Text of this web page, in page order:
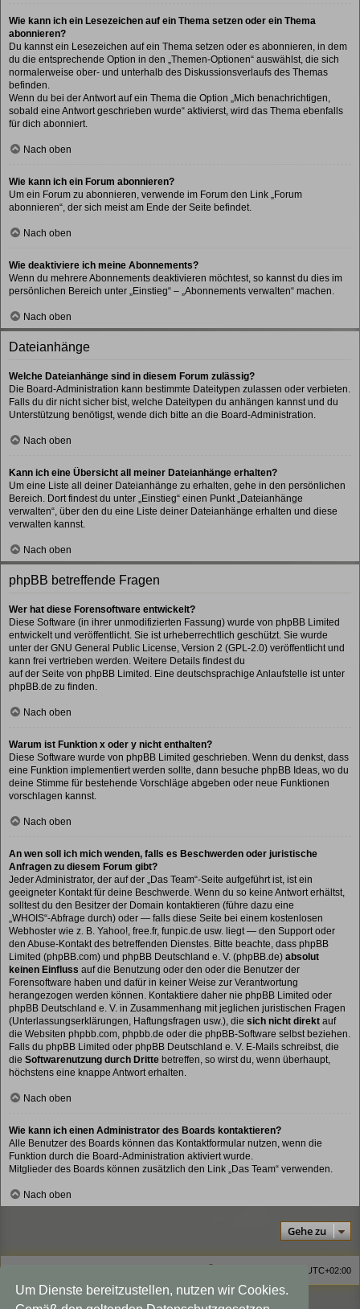
Um Dienste bereitzustellen, nutzen wir Cookies.
Wie kann ich ein Lesezeichen auf ein Thema setzen oder ein Thema
abonnieren?
Du kannst ein Lesezeichen auf ein Thema setzen oder es abonnieren, in dem
du die entsprechende Option in den „Themen-Optionen“ auswählst, die sich
normalerweise ober- und unterhalb des Diskussionsverlaufs des Themas
befinden.
Wenn du bei der Antwort auf ein Thema die Option „Mich benachrichtigen,
sobald eine Antwort geschrieben wurde“ aktivierst, wird das Thema ebenfalls
für dich abonniert.
Nach oben
Wie kann ich ein Forum abonnieren?
Um ein Forum zu abonnieren, verwende im Forum den Link „Forum
abonnieren“, der sich meist am Ende der Seite befindet.
Nach oben
Wie deaktiviere ich meine Abonnements?
Wenn du mehrere Abonnements deaktivieren möchtest, so kannst du dies im
persönlichen Bereich unter „Einstieg“ – „Abonnements verwalten“ machen.
Nach oben
Dateianhänge
Welche Dateianhänge sind in diesem Forum zulässig?
Die Board-Administration kann bestimmte Dateitypen zulassen oder verbieten.
Falls du dir nicht sicher bist, welche Dateitypen du anhängen kannst und du
Unterstützung benötigst, wende dich bitte an die Board-Administration.
Nach oben
Kann ich eine Übersicht all meiner Dateianhänge erhalten?
Um eine Liste all deiner Dateianhänge zu erhalten, gehe in den persönlichen
Bereich. Dort findest du unter „Einstieg“ einen Punkt „Dateianhänge
verwalten“, über den du eine Liste deiner Dateianhänge erhalten und diese
verwalten kannst.
Nach oben
phpBB betreffende Fragen
Wer hat diese Forensoftware entwickelt?
Diese Software (in ihrer unmodifizierten Fassung) wurde von phpBB Limited
entwickelt und veröffentlicht. Sie ist urheberrechtlich geschützt. Sie wurde
unter der GNU General Public License, Version 2 (GPL-2.0) veröffentlicht und
kann frei vertrieben werden. Weitere Details findest du
auf der Seite von phpBB Limited. Eine deutschsprachige Anlaufstelle ist unter
phpBB.de zu finden.
Nach oben
Warum ist Funktion x oder y nicht enthalten?
Diese Software wurde von phpBB Limited geschrieben. Wenn du denkst, dass
eine Funktion implementiert werden sollte, dann besuche phpBB Ideas, wo du
deine Stimme für bestehende Vorschläge abgeben oder neue Funktionen
vorschlagen kannst.
Nach oben
An wen soll ich mich wenden, falls es Beschwerden oder juristische
Anfragen zu diesem Forum gibt?
Jeder Administrator, der auf der „Das Team“-Seite aufgeführt ist, ist ein
geeigneter Kontakt für deine Beschwerde. Wenn du so keine Antwort erhältst,
solltest du den Besitzer der Domain kontaktieren (führe dazu eine
„WHOIS“-Abfrage durch) oder — falls diese Seite bei einem kostenlosen
Webhoster wie z. B. Yahoo!, free.fr, funpic.de usw. liegt — den Support oder
den Abuse-Kontakt des betreffenden Dienstes. Bitte beachte, dass phpBB
Limited (phpBB.com) und phpBB Deutschland e. V. (phpBB.de) absolut
keinen Einfluss auf die Benutzung oder den oder die Benutzer der
Forensoftware haben und dafür in keiner Weise zur Verantwortung
herangezogen werden können. Kontaktiere daher nie phpBB Limited oder
phpBB Deutschland e. V. in Zusammenhang mit jeglichen juristischen Fragen
(Unterlassungserklärungen, Haftungsfragen usw.), die sich nicht direkt auf
die Websiten phpbb.com, phpbb.de oder die phpBB-Software selbst beziehen.
Falls du phpBB Limited oder phpBB Deutschland e. V. E-Mails schreibst, die
die Softwarenutzung durch Dritte betreffen, so wirst du, wenn überhaupt,
höchstens eine knappe Antwort erhalten.
Nach oben
Wie kann ich einen Administrator des Boards kontaktieren?
Alle Benutzer des Boards können das Kontaktformular nutzen, wenn die
Funktion durch die Board-Administration aktiviert wurde.
Mitglieder des Boards können zusätzlich den Link „Das Team“ verwenden.
Nach oben
Gehe zu
UTC+02:00
Viewlegend Icon-Legende